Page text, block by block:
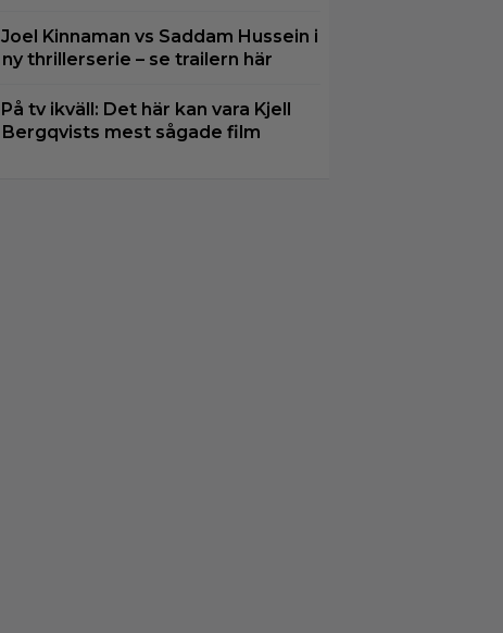
Joel Kinnaman vs Saddam Hussein i
ny thrillerserie – se trailern här
På tv ikväll: Det här kan vara Kjell
Bergqvists mest sågade film